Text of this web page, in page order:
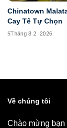
Chinatown
Cay Tê Tự Chọn
Tháng 8 2, 2026
Về chúng tôi
Chào mừng bạn